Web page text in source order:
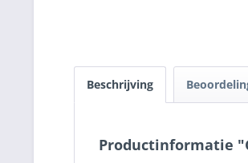
Beschrijving
Productinformatie